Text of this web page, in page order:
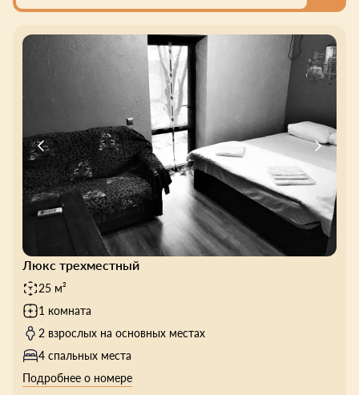
Люкс трехместный
25 м²
1 комната
2 взрослых на основных местах
4 спальных места
Подробнее о номере